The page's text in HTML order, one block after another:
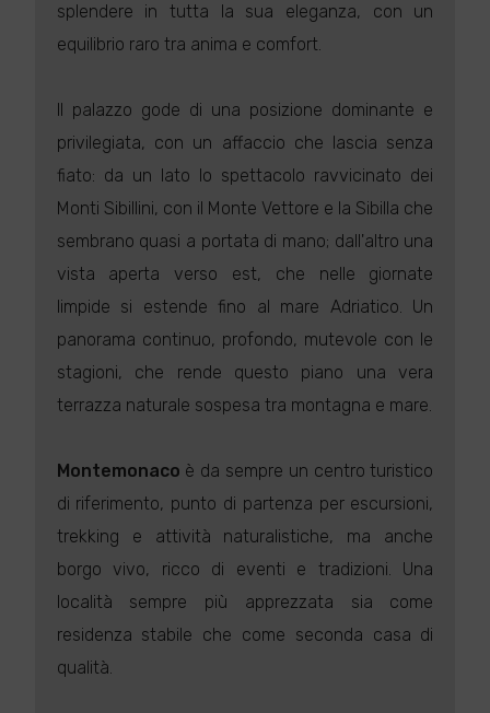
splendere in tutta la sua eleganza, con un
equilibrio raro tra anima e comfort.
Il palazzo gode di una posizione dominante e
privilegiata, con un affaccio che lascia senza
fiato: da un lato lo spettacolo ravvicinato dei
Monti Sibillini, con il Monte Vettore e la Sibilla che
sembrano quasi a portata di mano; dall'altro una
vista aperta verso est, che nelle giornate
limpide si estende fino al mare Adriatico. Un
panorama continuo, profondo, mutevole con le
stagioni, che rende questo piano una vera
terrazza naturale sospesa tra montagna e mare.
Montemonaco è da sempre un centro turistico
di riferimento, punto di partenza per escursioni,
trekking e attività naturalistiche, ma anche
borgo vivo, ricco di eventi e tradizioni. Una
località sempre più apprezzata sia come
residenza stabile che come seconda casa di
qualità.